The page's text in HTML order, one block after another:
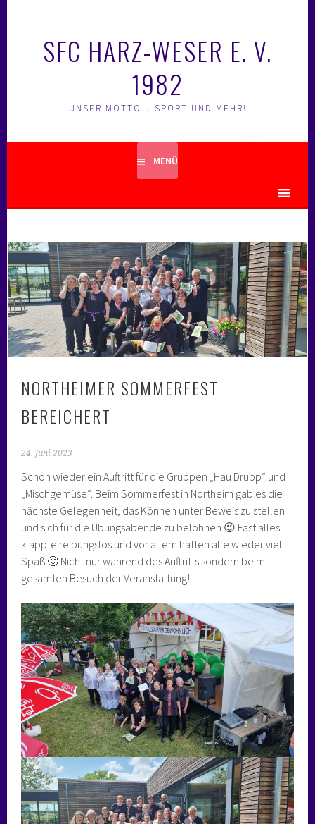
SFC HARZ-WESER E. V.
1982
UNSER MOTTO… SPORT UND MEHR!
MENÜ
NORTHEIMER SOMMERFEST
BEREICHERT
24. Juni 2023
Schon wieder ein Auftritt für die Gruppen „Hau Drupp“ und
„Mischgemüse“. Beim Sommerfest in Northeim gab es die
nächste Gelegenheit, das Können unter Beweis zu stellen
und sich für die Übungsabende zu belohnen 😉 Fast alles
klappte reibungslos und vor allem hatten alle wieder viel
Spaß 🙂 Nicht nur während des Auftritts sondern beim
gesamten Besuch der Veranstaltung!